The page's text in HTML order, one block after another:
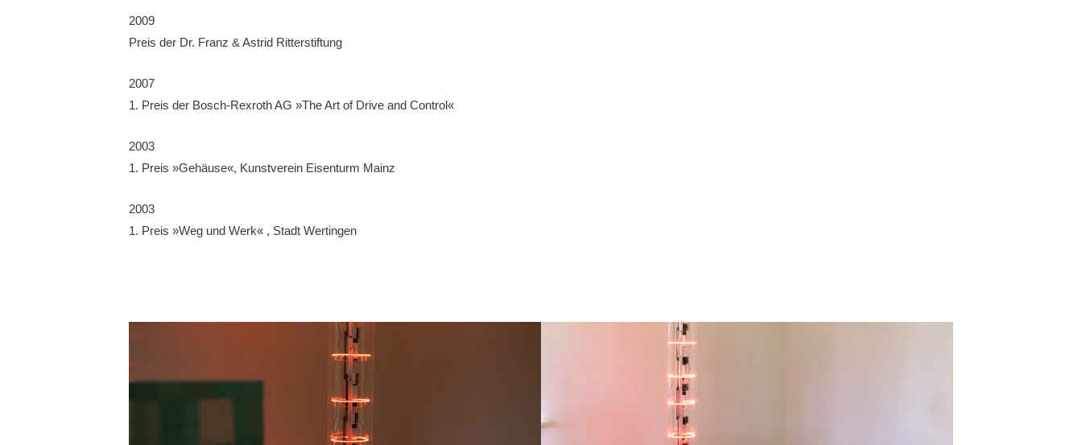
2009
Preis der Dr. Franz & Astrid Ritterstiftung
2007
1. Preis der Bosch-Rexroth AG »The Art of Drive and Control«
2003
1. Preis »Gehäuse«, Kunstverein Eisenturm Mainz
2003
1. Preis »Weg und Werk« , Stadt Wertingen